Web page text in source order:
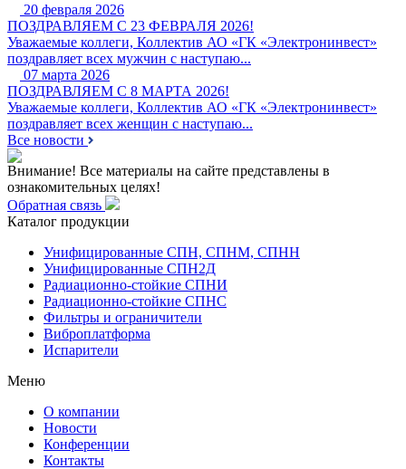
20 февраля 2026
ПОЗДРАВЛЯЕМ С 23 ФЕВРАЛЯ 2026!
Уважаемые коллеги, Коллектив АО «ГК «Электронинвест»
поздравляет всех мужчин с наступаю...
07 марта 2026
ПОЗДРАВЛЯЕМ С 8 МАРТА 2026!
Уважаемые коллеги, Коллектив АО «ГК «Электронинвест»
поздравляет всех женщин с наступаю...
Все новости
Внимание! Все материалы на сайте представлены в
ознакомительных целях!
Обратная связь
Каталог продукции
Унифицированные СПН, СПНМ, СПНН
Унифицированные СПН2Д
Радиационно-стойкие СПНИ
Радиационно-стойкие СПНС
Фильтры и ограничители
Виброплатформа
Испарители
Меню
О компании
Новости
Конференции
Контакты